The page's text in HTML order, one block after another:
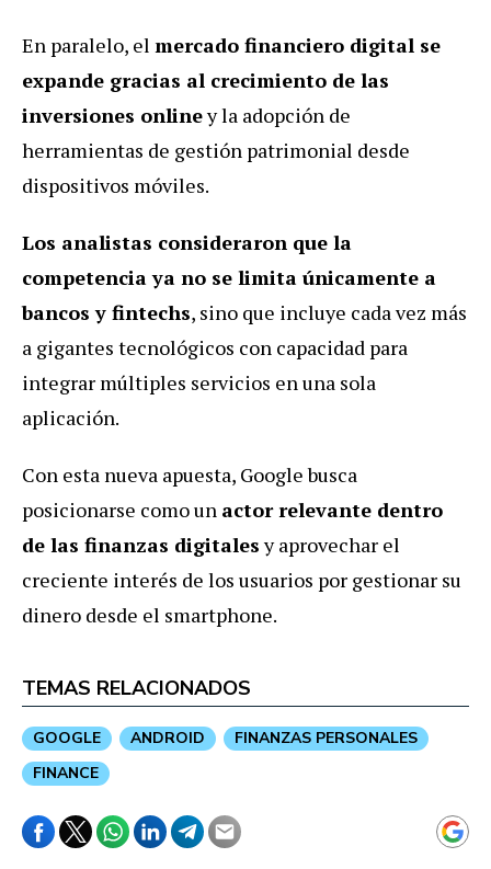
En paralelo, el mercado financiero digital se
expande gracias al crecimiento de las
inversiones onliney la adopción de
herramientas de gestión patrimonial desde
dispositivos móviles.
Los analistas consideraron que la
competencia ya no se limita únicamente a
bancos y fintechs, sino que incluye cada vez más
a gigantes tecnológicos con capacidad para
integrar múltiples servicios en una sola
aplicación.
Con esta nueva apuesta, Google busca
posicionarse como un actor relevante dentro
de las finanzas digitalesy aprovechar el
creciente interés de los usuarios por gestionar su
dinero desde el smartphone.
TEMAS RELACIONADOS
GOOGLE ANDROID
FINANZAS PERSONALES
FINANCE